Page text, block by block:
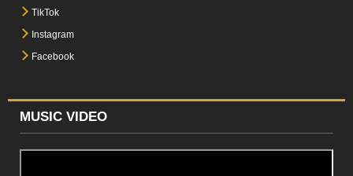
TikTok
Instagram
Facebook
MUSIC VIDEO